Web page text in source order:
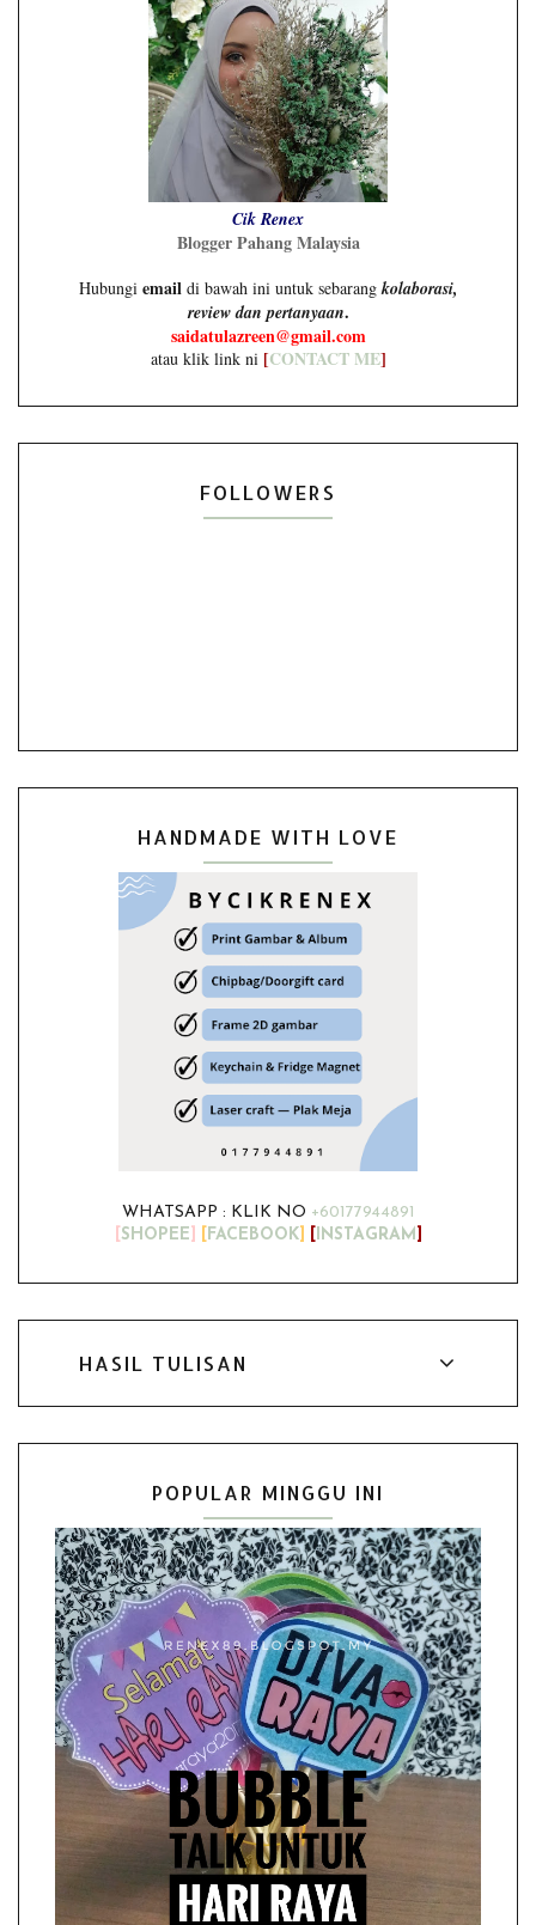
Cik Renex
Blogger Pahang Malaysia
Hubungi emaildi bawah ini untuk sebarangkolaborasi,
review dan pertanyaan.
saidatulazreen@gmail.com
atau klik link ni [CONTACT ME]
FOLLOWERS
HANDMADE WITH LOVE
WHATSAPP : KLIK NO +60177944891
SHOPEE FACEBOOK] INSTAGRAM
HASIL TULISAN
POPULAR MINGGU INI